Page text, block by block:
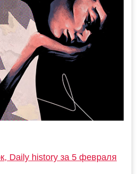
Daily history за 5 февраля